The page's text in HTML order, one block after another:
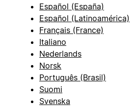
Español (España)
Español (Latinoamérica)
Français (France)
Italiano
Nederlands
Norsk
Português (Brasil)
Suomi
Svenska